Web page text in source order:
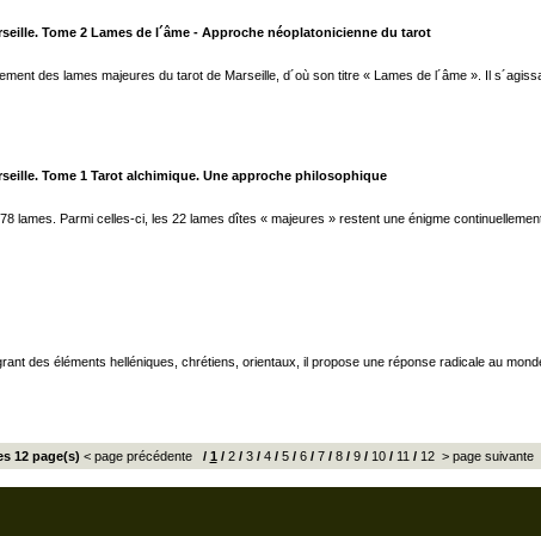
Tome 2 Lames de l´âme - Approche néoplatonicienne du tarot
des lames majeures du tarot de Marseille, d´où son titre « Lames de l´âme ». Il
Tome 1 Tarot alchimique. Une approche philosophique
Parmi celles-ci, les 22 lames dîtes « majeures » restent une énigme
des éléments helléniques, chrétiens, orientaux, il propose une réponse radicale au
12 page(s) < page précédente/ 1 /2/3/4/5/6/7/8/9/10/11 /12 > page suivante